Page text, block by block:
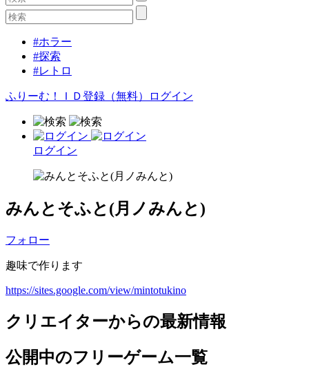
#ホラー
#探索
#レトロ
ふりーむ！ＩＤ登録（無料） ログイン
ログイン
みんとそふと(月ノみんと)
フォロー
趣味で作ります
https://sites.google.com/view/mintotukino
クリエイターからの最新情報
公開中のフリーゲーム一覧